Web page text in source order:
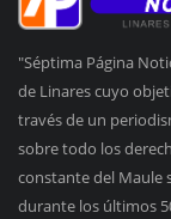
"Séptima Página
de Linares cuyo
través de un
sobre todo los
constante del Maule
durante los últimos